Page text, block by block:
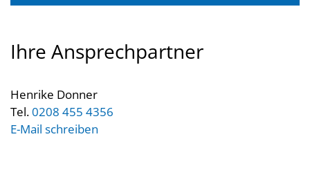
Ihre Ansprechpartner
Henrike Donner
Tel.0208 455 4356
E-Mail schreiben